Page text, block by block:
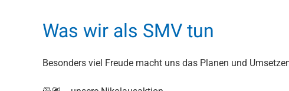
Was wir als SMV tun
Besonders viel Freude macht uns das Planen und